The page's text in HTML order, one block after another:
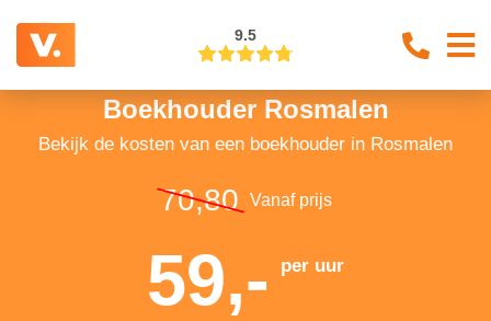
9.5
Boekhouder Rosmalen
Bekijk de kosten van een boekhouder in Rosmalen
70,80 Vanaf prijs
59,- per uur